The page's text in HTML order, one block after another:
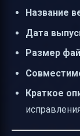
Название
Дата
Размер
Краткое